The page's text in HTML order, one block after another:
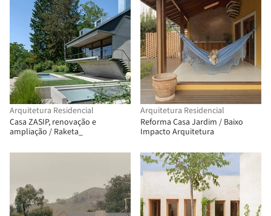
Arquitetura Residencial
Casa ZASIP, renovação e
ampliação / Raketa_
Arquitetura Residencial
Reforma Casa Jardim / Baixo
Impacto Arquitetura